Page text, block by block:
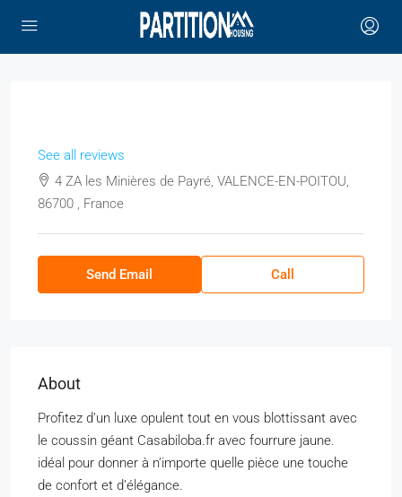
See all reviews
4 ZA les Minières de Payré, VALENCE-EN-POITOU,
86700 , France
Send Email Call
About
Profitez d’un luxe opulent tout en vous blottissant avec
le coussin géant Casabiloba.fr avec fourrure jaune.
idéal pour donner à n’importe quelle pièce une touche
de confort et d’élégance.